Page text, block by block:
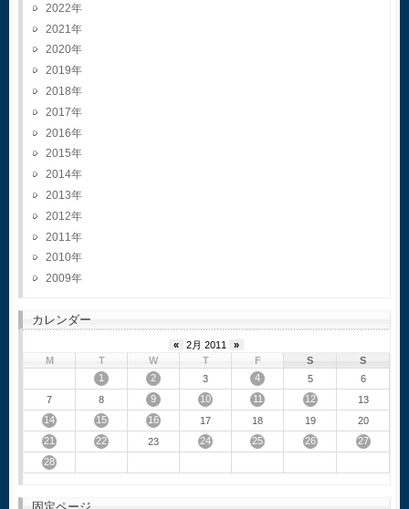
2022
2021
2020
2019
2018
2017
2016
2015
2014
2013
2012
2011
2010
2009
カレンダー
« 2月 2011
»
M
T W T F S
S
1
2 3 4 5
6
7
8 9 10 11 12
13
14
15 16 17 18 19
20
21
22 23 24 25 26
27
28